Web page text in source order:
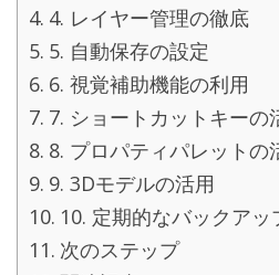
4. レイヤー管理の徹底
5. 自動保存の設定
6. 視覚補助機能の利用
7. ショートカットキーの
8. プロパティパレットの
9. 3Dモデルの活用
10. 定期的なバックアッ
次のステップ